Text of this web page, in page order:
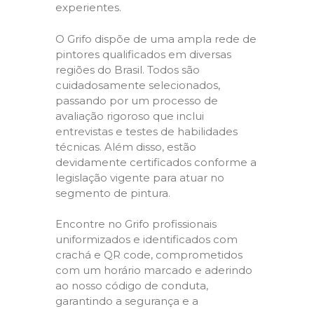
experientes.
O Grifo dispõe de uma ampla rede de
pintores qualificados em diversas
regiões do Brasil. Todos são
cuidadosamente selecionados,
passando por um processo de
avaliação rigoroso que inclui
entrevistas e testes de habilidades
técnicas. Além disso, estão
devidamente certificados conforme a
legislação vigente para atuar no
segmento de pintura.
Encontre no Grifo profissionais
uniformizados e identificados com
crachá e QR code, comprometidos
com um horário marcado e aderindo
ao nosso código de conduta,
garantindo a segurança e a